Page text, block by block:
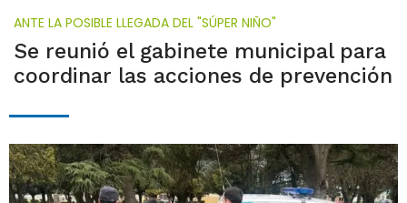
ANTE LA POSIBLE LLEGADA DEL "SÚPER NIÑO"
Se reunió el gabinete municipal para
coordinar las acciones de prevención